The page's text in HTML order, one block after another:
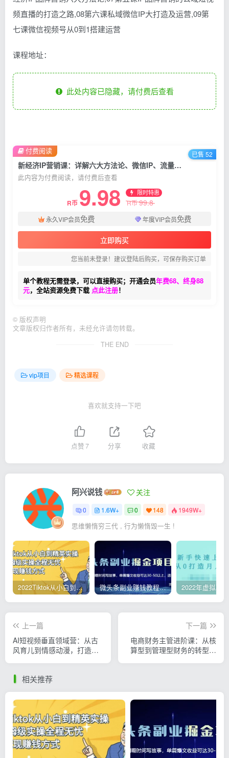
频直播的打造之路,08第六课私域微信IP大打造及运营,09第
七课微信视频号从0到1搭建运营
课程地址：
此处内容已隐藏，请付费后查看
新经济IP营销课：详解六大方法论、微信IP、流量转化，新手90天实现月入10w
此内容为付费阅读，请付费后查看
R币 9.98 限时特惠
R币99.8
永久VIP会员免费 年度VIP会员免费
立即购买
您当前未登录！建议登陆后购买，可保存购买订单
单个教程无需登录，可以直接购买；开通会员年费68、终身88
元，全站资源免费下载 点此注册！
付费阅读 已售 52
© 版权声明
文章版权归作者所有，未经允许请勿转载。
THE END
vip项目 精选课程
喜欢就支持一下吧
点赞7 分享 收藏
阿兴说钱 关注
0 1.6W+ 0 148 1949W+
思维懒惰穷三代 , 行为懒惰毁一生 !
2022Tiktok从小白到精英实操，0-1保姆级实操全程无忧，多种变现赚钱方式 微头条副业赚钱教程，项目单号单天做到50-100+收益
上一篇
AI短视频垂直领域营：从古
风育儿到情感动漫，打造爆
下一篇
电商财务主管进阶课：从核
算型到管理型财务的转型，
相关推荐